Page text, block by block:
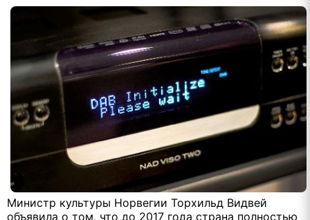
Министр культуры Норвегии Торхильд Видвей
объявила о том, что до 2017 года страна полностью